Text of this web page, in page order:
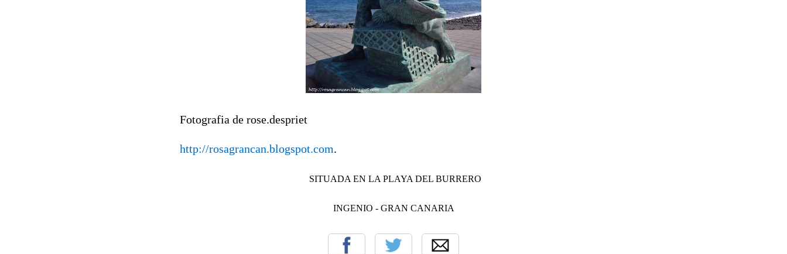
Fotografia de rose.despriet
http://rosagrancan.blogspot.com.
SITUADA EN LA PLAYA DEL BURRERO
INGENIO - GRAN CANARIA